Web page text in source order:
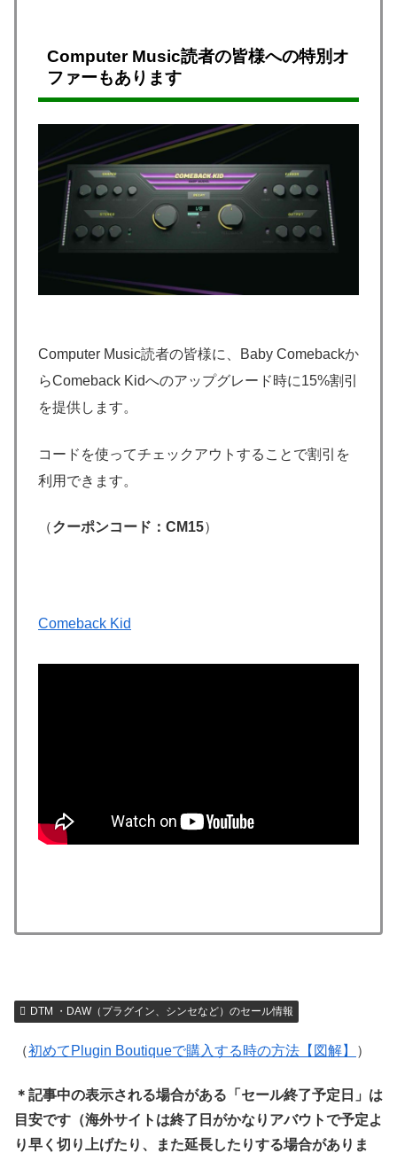
Computer Music読者の皆様への特別オ
ファーもあります
Computer Music読者の皆様に、Baby Comebackか
らComeback Kidへのアップグレード時に15%割引
を提供します。
コードを使ってチェックアウトすることで割引を
利用できます。
（クーポンコード：CM15）
Comeback Kid
DTM ・DAW（プラグイン、シンセなど）のセール情報
（初めてPlugin Boutiqueで購入する時の方法【図解】 ）
＊記事中の表示される場合がある「セール終了予定日」は
目安です（海外サイトは終了日がかなりアバウトで予定よ
り早く切り上げたり、また延長したりする場合がありま